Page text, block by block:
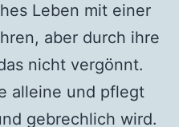
Leben mit einer
aber durch ihre
nicht vergönnt.
alleine und pflegt
gebrechlich wird.